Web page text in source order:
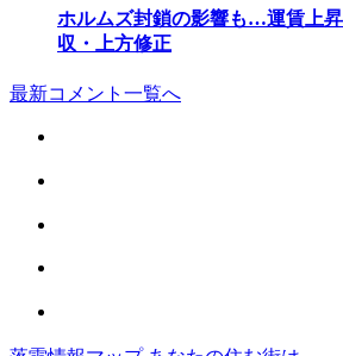
ホルムズ封鎖の影響も…運賃上
収・上方修正
最新コメント一覧へ